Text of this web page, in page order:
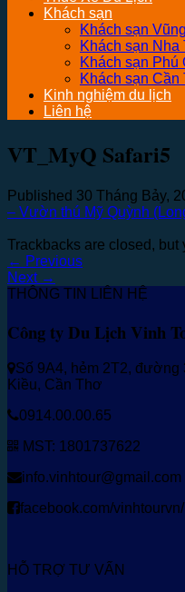
Khách sạn
Khách sạn
Khách sạn Nha
Khách sạn Phú
Khách sạn Cần
Kinh nghiệm du lịch
Liên hệ
VT_MyQ Safari5
Published 30 Tháng Bảy,
– Vườn thú Mỹ Quỳnh
Trackbacks are closed, but
← Previous
Next →
THÔNG TIN LIÊN HỆ
Công ty Du Lịch Vinh
Số 9A4, hẻm 2T2, đường
Kiều, Cần Thơ
0914.00.00.65
MST: 1801737622
info.vinhtour@gmail.com
facebook.com/vinhtourvn/
HỖ TRỢ TƯ VẤN